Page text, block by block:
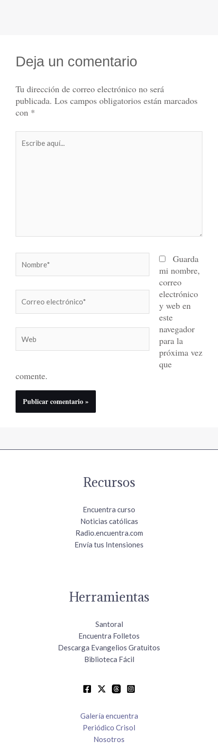
Deja un comentario
Tu dirección de correo electrónico no será
publicada. Los campos obligatorios están marcados
con *
aquí...
electrónico*
Guarda
mi nombre,
correo
electrónico
y web en
este
navegador
para la
próxima vez
que
comente.
Recursos
Encuentra curso
Noticias católicas
Radio.encuentra.com
Envía tus Intensiones
Herramientas
Santoral
Encuentra Folletos
Descarga Evangelios Gratuitos
Biblioteca Fácil
Galería encuentra
Periódico Crisol
Nosotros